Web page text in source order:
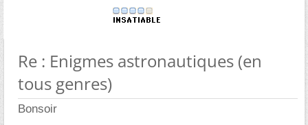
Re : Enigmes astronautiques (en
tous genres)
Bonsoir